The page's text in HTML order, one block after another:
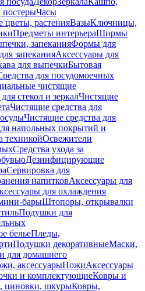
Часы
цветы, растенияВазыКлючницы,
Предметы интерьераШирмы
запеканияФормы для
запеканияАксессуары для
для выпечкиБытовая
для посудомоечных
чистящие
стекол и зеркалЧистящие
Чистящие средства для
Чистящие средства для
напольных покрытий и
техникойОсвежители
Средства ухода за
Дезинфицирующие
Сервировка для
напитковАксессуары для
для охлаждения
барыШтопоры, открывалки
Подушки для
бельеПледы,
Подушки декоративныеМаски,
для домашнего
аксессуарыНожиАксессуары
и комплектующиеКовры и
циновки, шкурыКовры,